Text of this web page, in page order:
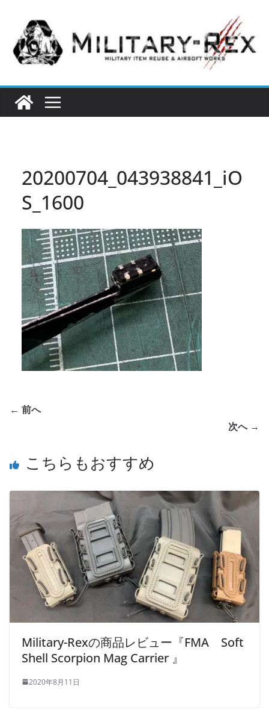
へ
20200704_043938841_iO
S_1600
← 前へ
次へ →
こちらもおすすめ
Military-Rexの商品レビュー『FMA Soft
Shell Scorpion Mag Carrier 』
2020年8月11日